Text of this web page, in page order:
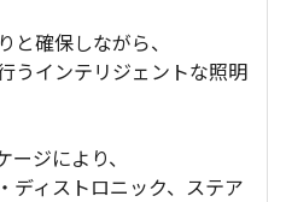
確保しながら、
うインテリジェントな照明
ジにより、
ディストロニック、ステア